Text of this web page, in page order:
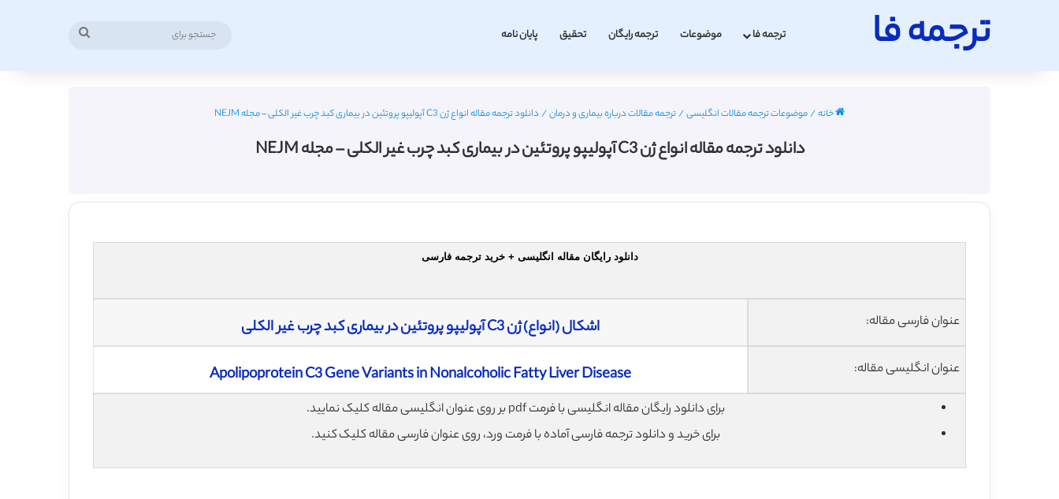
ترجمه فا ترجمه فا موضوعات ترجمه رایگان تحقیق پایان نامه
خانه/موضوعات ترجمه مقالات انگلیسی/ترجمه مقالات درباره بیماری و درمان/ دانلود ترجمه مقاله انواع ژن C3 آپولیپو پروتئین در بیماری کبد چرب غیر الکلی – مجله NEJM
دانلود ترجمه مقاله انواع ژن C3 آپولیپو پروتئین در بیماری کبد چرب غیر الکلی – مجله NEJM
دانلود رایگان مقاله انگلیسی + خرید ترجمه فارسی
عنوان فارسی مقاله: اشکال (انواع) ژن C3 آپولیپو پروتئین در بیماری کبد چرب غیر الکلی
عنوان انگلیسی مقاله: Apolipoprotein C3 Gene Variants in Nonalcoholic Fatty Liver Disease
برای دانلود رایگان مقاله انگلیسی با فرمت pdf بر روی عنوان انگلیسی مقاله کلیک نمایید.
برای خرید و دانلود ترجمه فارسی آماده با فرمت ورد، روی عنوان فارسی مقاله کلیک کنید.